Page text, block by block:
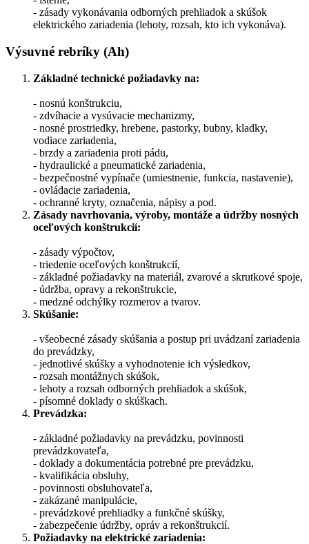
- zásady vykonávania odborných prehliadok a skúšok
elektrického zariadenia (lehoty, rozsah, kto ich vykonáva).
Výsuvné rebríky (Ah)
Základné technické požiadavky na:
- nosnú konštrukciu,
- zdvíhacie a vysúvacie mechanizmy,
- nosné prostriedky, hrebene, pastorky, bubny, kladky,
vodiace zariadenia,
- brzdy a zariadenia proti pádu,
- hydraulické a pneumatické zariadenia,
- bezpečnostné vypínače (umiestnenie, funkcia, nastavenie),
- ovládacie zariadenia,
- ochranné kryty, označenia, nápisy a pod.
Zásady navrhovania, výroby, montáže a údržby nosných
oceľových konštrukcií:
- zásady výpočtov,
- triedenie oceľových konštrukcií,
- základné požiadavky na materiál, zvarové a skrutkové spoje,
- údržba, opravy a rekonštrukcie,
- medzné odchýlky rozmerov a tvarov.
Skúšanie:
- všeobecné zásady skúšania a postup pri uvádzaní zariadenia
do prevádzky,
- jednotlivé skúšky a vyhodnotenie ich výsledkov,
- rozsah montážnych skúšok,
- lehoty a rozsah odborných prehliadok a skúšok,
- písomné doklady o skúškach.
Prevádzka:
- základné požiadavky na prevádzku, povinnosti
prevádzkovateľa,
- doklady a dokumentácia potrebné pre prevádzku,
- kvalifikácia obsluhy,
- povinnosti obsluhovateľa,
- zakázané manipulácie,
- prevádzkové prehliadky a funkčné skúšky,
- zabezpečenie údržby, opráv a rekonštrukcií.
Požiadavky na elektrické zariadenia: